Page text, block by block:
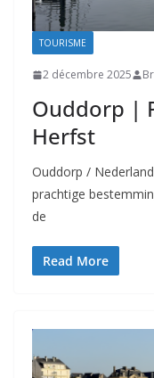
TOURISME
2 décembre 2025
Ouddorp |
Herfst
Ouddorp /
prachtige
de
Read More